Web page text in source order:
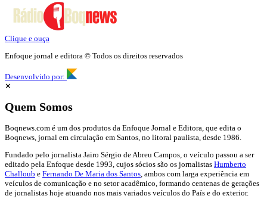
Clique e ouça
Enfoque jornal e editora © Todos os direitos reservados
Desenvolvido por:
✕
Quem Somos
Boqnews.com é um dos produtos da Enfoque Jornal e Editora, que edita o
Boqnews, jornal em circulação em Santos, no litoral paulista, desde 1986.
Fundado pelo jornalista Jairo Sérgio de Abreu Campos, o veículo passou a ser
editado pela Enfoque desde 1993, cujos sócios são os jornalistas Humberto
Challoub e Fernando De Maria dos Santos, ambos com larga experiência em
veículos de comunicação e no setor acadêmico, formando centenas de gerações
de jornalistas hoje atuando nos mais variados veículos do País e do exterior.